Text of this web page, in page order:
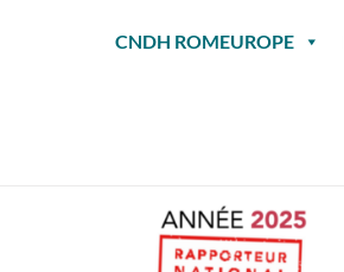
CNDH ROMEUROPE